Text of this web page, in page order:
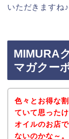
いただきますね♪
MIMURA
マガクー
色々とお得な
ていて思った
オイルのお店
ないのかな～。